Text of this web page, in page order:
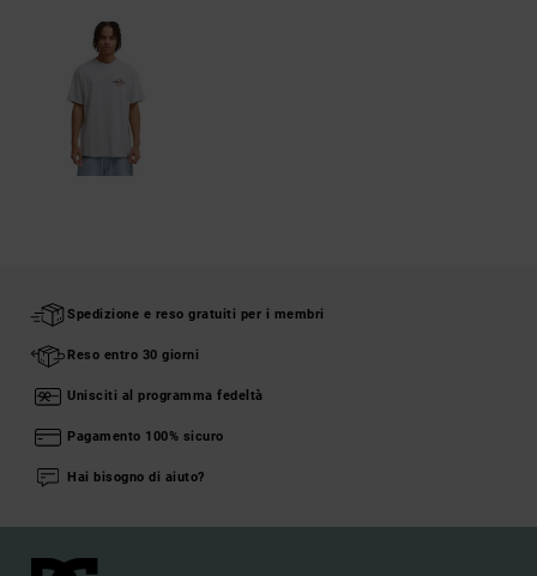
Spedizione e reso gratuiti per i membri
Reso entro 30 giorni
Unisciti al programma fedeltà
Pagamento 100% sicuro
Hai bisogno di aiuto?